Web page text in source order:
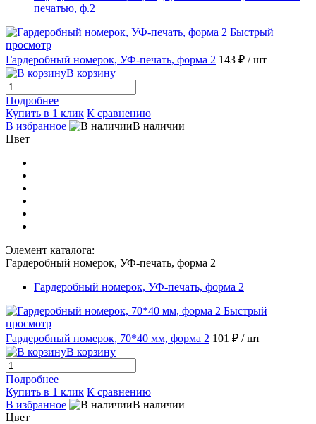
печатью, ф.2
Быстрый
просмотр
Гардеробный номерок, УФ-печать, форма 2 143 ₽ / шт
В корзину
Подробнее
Купить в 1 клик К сравнению
В избранное
В наличии
Цвет
Элемент каталога:
Гардеробный номерок, УФ-печать, форма 2
Гардеробный номерок, УФ-печать, форма 2
Быстрый
просмотр
Гардеробный номерок, 70*40 мм, форма 2 101 ₽ / шт
В корзину
Подробнее
Купить в 1 клик К сравнению
В избранное
В наличии
Цвет